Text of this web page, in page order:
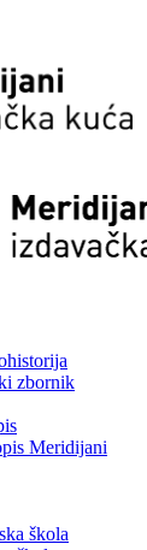
zbornik
Meridijani
škola